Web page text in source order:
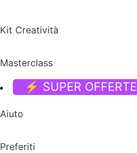
Kit Creatività
Masterclass
⚡ SUPER OFFERTE
Aiuto
Preferiti